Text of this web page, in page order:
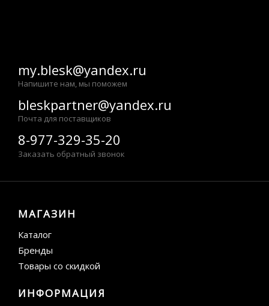
my.blesk@yandex.ru
Напишите нам, мы поможем
bleskpartner@yandex.ru
Почта для поставщиков
8-977-329-35-20
Заказать обратный звонок
МАГАЗИН
Каталог
Бренды
Товары со скидкой
ИНФОРМАЦИЯ